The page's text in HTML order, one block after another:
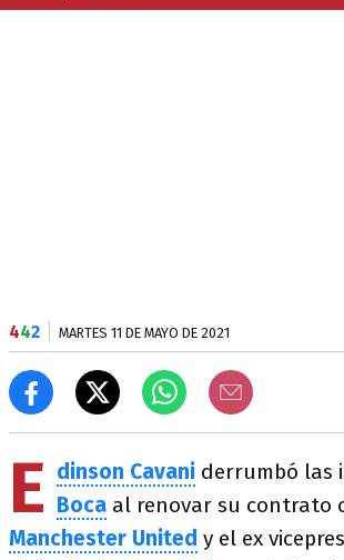
442 MARTES 11 DE MAYO DE 2021
E dinson Cavani derrumbó las
Boca al renovar su contrato
Manchester United y el ex